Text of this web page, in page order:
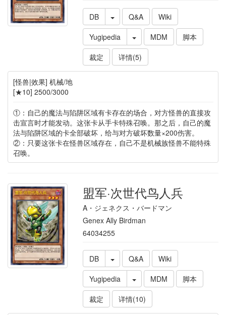
DB Q&A
Wiki
Yugipedia
MDM
脚本
裁定
详情(5)
[怪兽|效果] 机械/地
[★10] 2500/3000
①：自己的魔法与陷阱区域有卡存在的场合，对方怪兽的直接攻
击宣言时才能发动。这张卡从手卡特殊召唤。那之后，自己的魔
法与陷阱区域的卡全部破坏，给与对方破坏数量×200伤害。
②：只要这张卡在怪兽区域存在，自己不是机械族怪兽不能特殊
召唤。
盟军·次世代鸟人兵
A・ジェネクス・バードマン
Genex Ally Birdman
64034255
DB Q&A
Wiki
Yugipedia
MDM
脚本
裁定
详情(10)